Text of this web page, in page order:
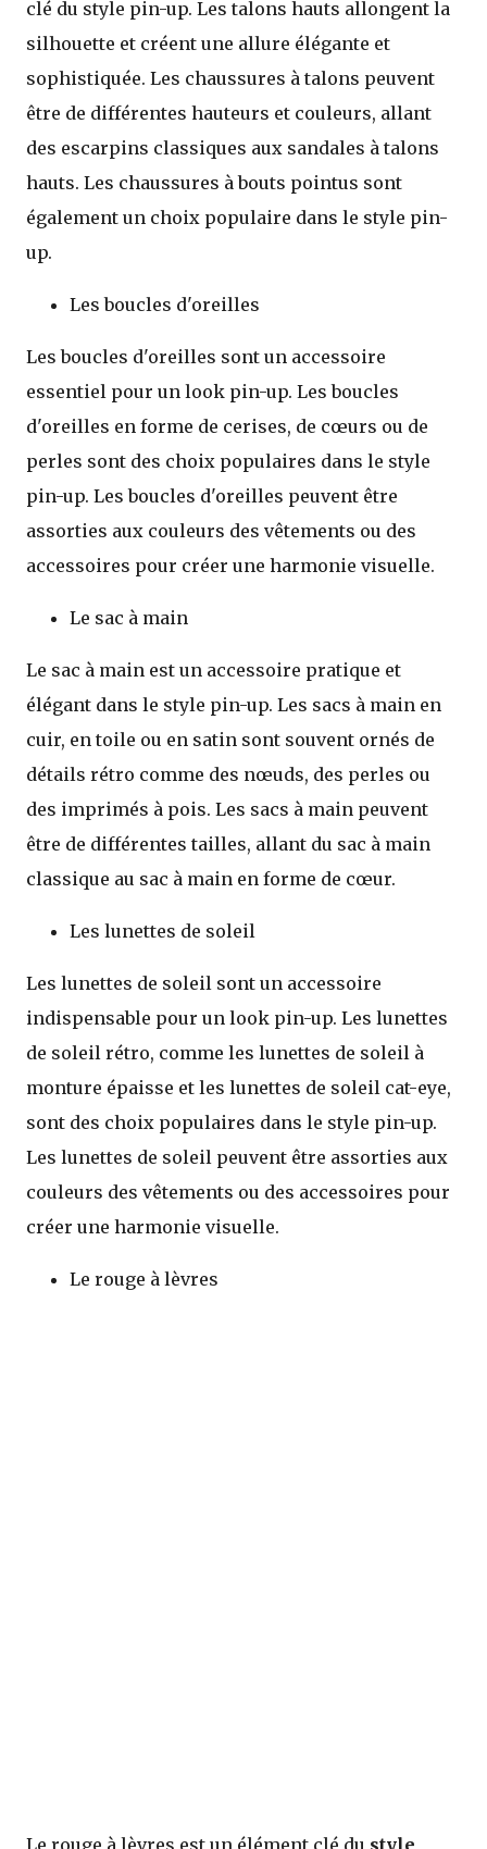
clé du style pin-up. Les talons hauts allongent la
silhouette et créent une allure élégante et
sophistiquée. Les chaussures à talons peuvent
être de différentes hauteurs et couleurs, allant
des escarpins classiques aux sandales à talons
hauts. Les chaussures à bouts pointus sont
également un choix populaire dans le style pin-
up.
Les boucles d'oreilles
Les boucles d'oreilles sont un accessoire
essentiel pour un look pin-up. Les boucles
d'oreilles en forme de cerises, de cœurs ou de
perles sont des choix populaires dans le style
pin-up. Les boucles d'oreilles peuvent être
assorties aux couleurs des vêtements ou des
accessoires pour créer une harmonie visuelle.
Le sac à main
Le sac à main est un accessoire pratique et
élégant dans le style pin-up. Les sacs à main en
cuir, en toile ou en satin sont souvent ornés de
détails rétro comme des nœuds, des perles ou
des imprimés à pois. Les sacs à main peuvent
être de différentes tailles, allant du sac à main
classique au sac à main en forme de cœur.
Les lunettes de soleil
Les lunettes de soleil sont un accessoire
indispensable pour un look pin-up. Les lunettes
de soleil rétro, comme les lunettes de soleil à
monture épaisse et les lunettes de soleil cat-eye,
sont des choix populaires dans le style pin-up.
Les lunettes de soleil peuvent être assorties aux
couleurs des vêtements ou des accessoires pour
créer une harmonie visuelle.
Le rouge à lèvres